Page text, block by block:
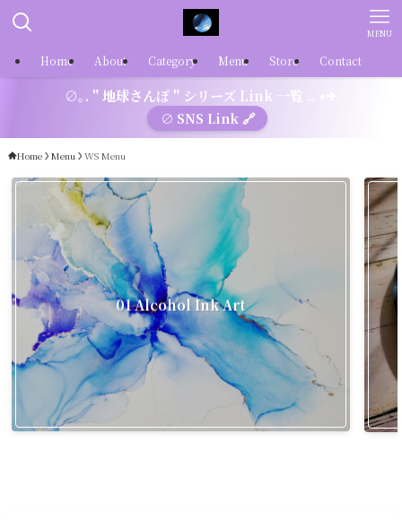
MENU
Home About Category Menu Store Contact
∅｡. " 地球さんぽ " シリーズ Link 一覧 .｡⋆✈
∅ SNS Link 🔗
Home Menu WS Menu
01 Alcohol Ink Art